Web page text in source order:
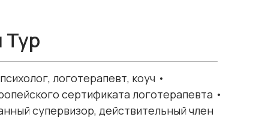
логотерапевт, коуч •
сертификата логотерапевта •
супервизор, действительный член